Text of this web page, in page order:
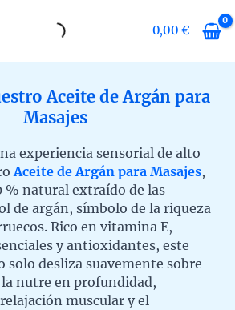
0,00€
Aceite de Argán para
Masajes
experiencia sensorial de alto
Aceite de Argán para Masajes,
% natural extraído de las
de argán, símbolo de la riqueza
Rico en vitamina E,
y antioxidantes, este
solo desliza suavemente sobre
nutre en profundidad,
muscular y el